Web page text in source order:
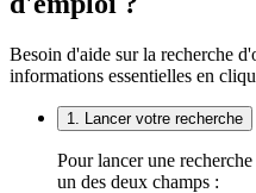
Besoin d'aide sur la recherche
informations essentielles en
1. Lancer votre recherche
Pour lancer une
un des deux champs :